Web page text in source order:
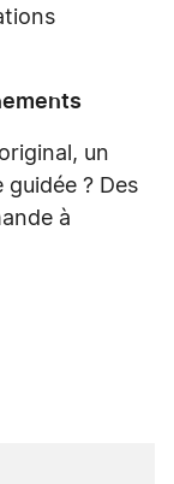
un
guidée ? Des
à